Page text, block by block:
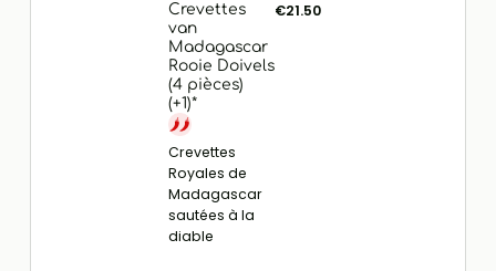
Crevettes
van
Madagascar
Rooie Doivels
(4 pièces)
(+1)*
Crevettes
Royales de
Madagascar
sautées à la
diable
€21.50